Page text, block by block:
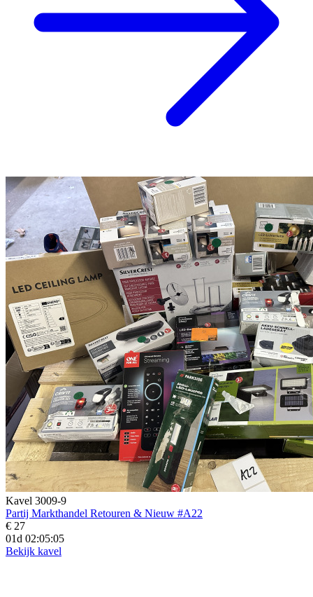
Kavel 3009-9
Partij Markthandel Retouren & Nieuw #A22
€ 27
01d 02:05:03
Bekijk kavel